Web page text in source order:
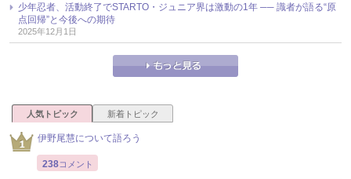
少年忍者、活動終了でSTARTO・ジュニア界は激動の1年 ── 識者が語る“原
点回帰”と今後への期待
2025年12月1日
人気トピック 新着トピック
伊野尾慧について語ろう
238コメント